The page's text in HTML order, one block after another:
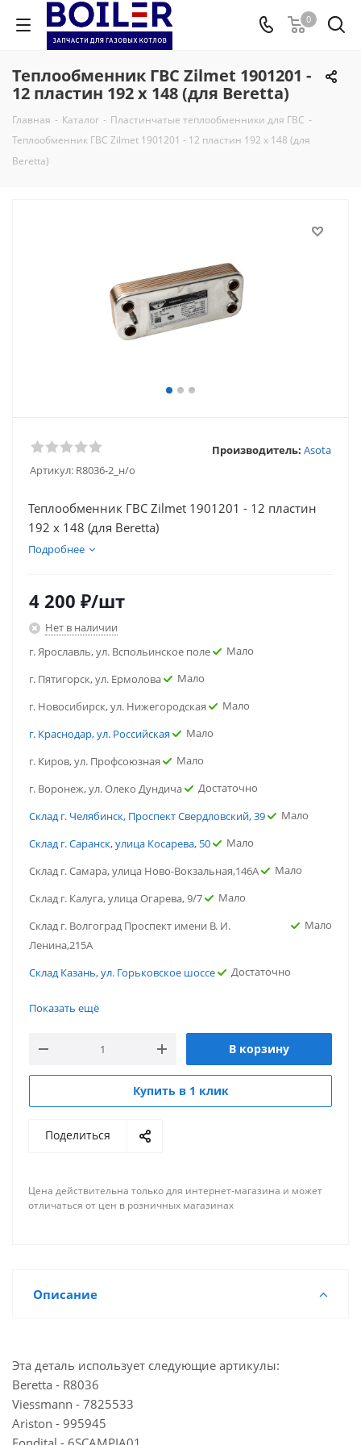
0
Теплообменник ГВС Zilmet 1901201 -
12 пластин 192 x 148 (для Beretta)
Главная - Каталог - Пластинчатые теплообменники для ГВС -
Теплообменник ГВС Zilmet 1901201 - 12 пластин 192 x 148 (для
Beretta)
Артикул: R8036-2_н/о
Производитель: Asota
Теплообменник ГВС Zilmet 1901201 - 12 пластин
192 x 148 (для Beretta)
Подробнее
4 200 ₽/шт
Нет в наличии
г. Ярославль, ул. Вспольинское поле
Мало
г. Пятигорск, ул. Ермолова
Мало
г. Новосибирск, ул. Нижегородская
Мало
г. Краснодар, ул. Российская
Мало
г. Киров, ул. Профсоюзная
Мало
г. Воронеж, ул. Олеко Дундича
Достаточно
Склад г. Челябинск, Проспект Свердловский, 39
Мало
Склад г. Саранск, улица Косарева, 50
Мало
Склад г. Самара, улица Ново-Вокзальная,146А
Мало
Склад г. Калуга, улица Огарева, 9/7
Мало
Склад г. Волгоград Проспект имени В. И.
Ленина,215А
Мало
Склад Казань, ул. Горьковское шоссе
Достаточно
г. Новосибирск, ул. Нижегородская
Мало
г. Киров, ул. Профсоюзная
Мало
г. Воронеж, ул. Олеко Дундича
Склад г. Саранск, улица Косарева, 50
Мало
Ленина,215А
Показать ещё
В корзину
Купить в 1 клик
Поделиться
Цена действительна только для интернет-магазина и может
отличаться от цен в розничных магазинах
Описание
Эта деталь использует следующие артикулы:
Beretta - R8036
Viessmann - 7825533
Ariston - 995945